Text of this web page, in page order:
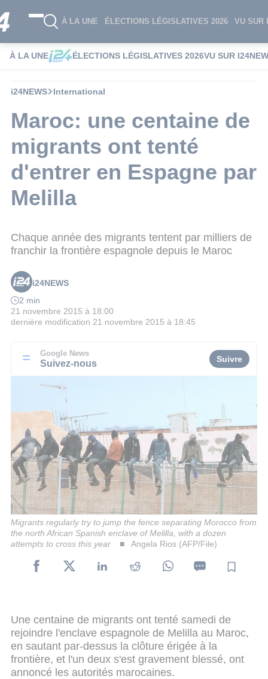
À LA UNE ÉLECTIONS LÉGISLATIVES 2026 VU SUR
À LA UNE ÉLECTIONS LÉGISLATIVES 2026VU SUR
i24NEWS International
Maroc: une centaine de
migrants ont tenté
d'entrer en Espagne par
Melilla
Chaque année des migrants tentent par milliers de
franchir la frontière espagnole depuis le Maroc
i24NEWS
2 min
21 novembre 2015 à 18:00
dernière modification 21 novembre 2015 à 18:45
Google News
Suivez-nous Suivre
Migrants regularly try to jump the fence separating Morocco from
the north African Spanish enclave of Melilla, with a dozen
attempts to cross this year
Angela Rios (AFP/File)
Une centaine de migrants ont tenté samedi de
rejoindre l'enclave espagnole de Melilla au Maroc,
en sautant par-dessus la clôture érigée à la
frontière, et l'un deux s'est gravement blessé, ont
annoncé les autorités marocaines.